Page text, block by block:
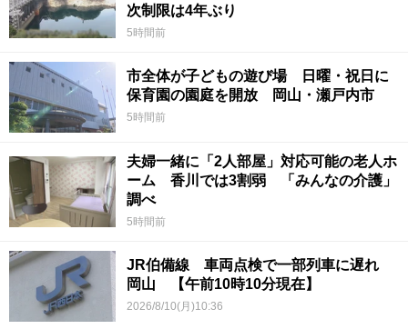
次制限は4年ぶり
5時間前
市全体が子どもの遊び場 日曜・祝日に
保育園の園庭を開放 岡山・瀬戸内市
5時間前
夫婦一緒に「2人部屋」対応可能の老人ホ
ーム 香川では3割弱 「みんなの介護」
調べ
5時間前
JR伯備線 車両点検で一部列車に遅れ
岡山 【午前10時10分現在】
2026/8/10(月)10:36